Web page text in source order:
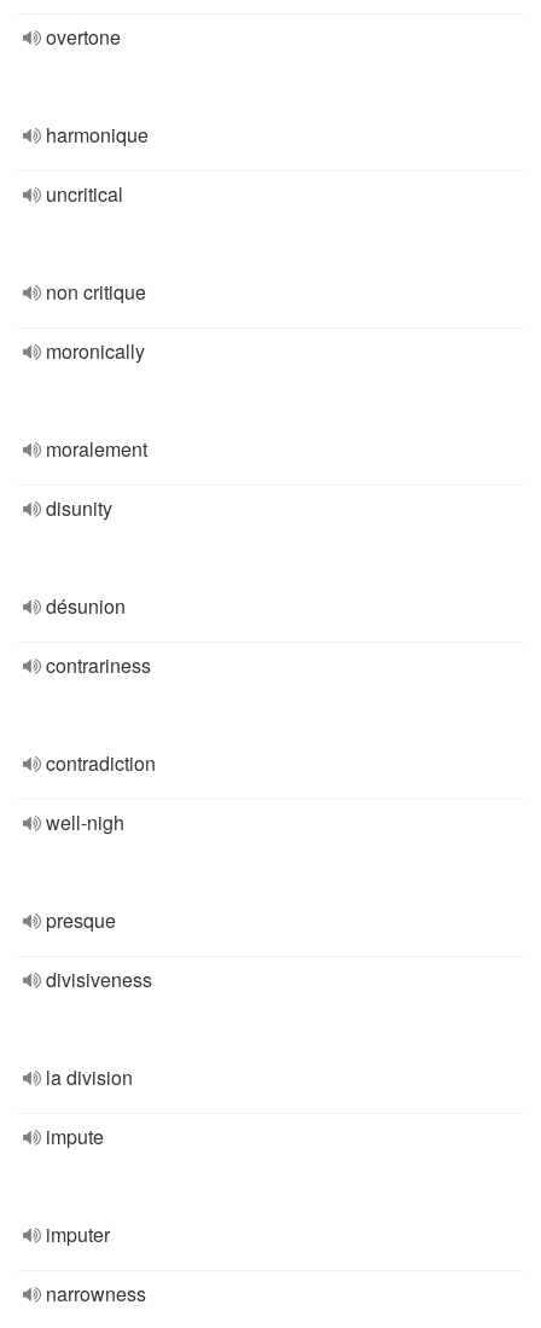
overtone
harmonique
uncritical
non critique
moronically
moralement
disunity
désunion
contrariness
contradiction
well-nigh
presque
divisiveness
la division
impute
imputer
narrowness